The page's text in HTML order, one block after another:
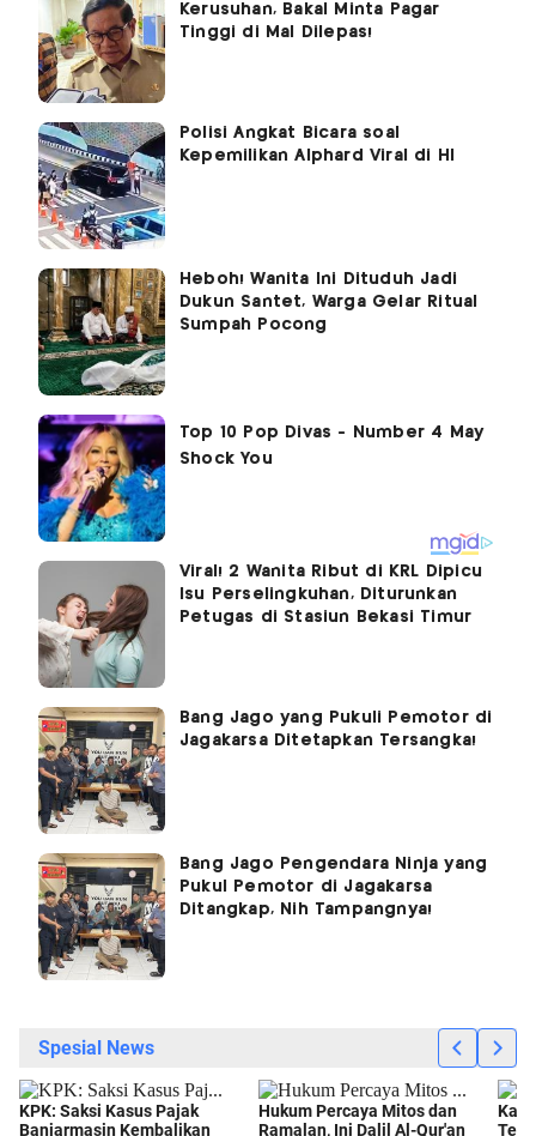
Kerusuhan, Bakal Minta Pagar
Tinggi di Mal Dilepas!
Polisi Angkat Bicara soal
Kepemilikan Alphard Viral di HI
Heboh! Wanita Ini Dituduh Jadi
Dukun Santet, Warga Gelar Ritual
Sumpah Pocong
Viral! 2 Wanita Ribut di KRL Dipicu
Isu Perselingkuhan, Diturunkan
Petugas di Stasiun Bekasi Timur
Bang Jago yang Pukuli Pemotor di
Jagakarsa Ditetapkan Tersangka!
Bang Jago Pengendara Ninja yang
Pukul Pemotor di Jagakarsa
Ditangkap, Nih Tampangnya!